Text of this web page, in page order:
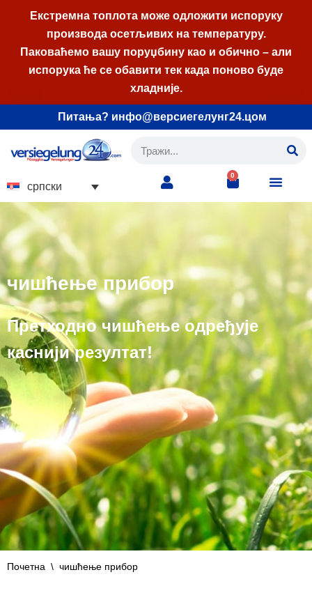
на
садржај
Екстремна топлота може одложити испоруку
производа осетљивих на температуру.
Паковаћемо вашу поруџбину као и обично – али
испорука ће се обавити тек када поново буде
хладније.
Питања? инфо@версиегелунг24.цом
српски
0
чишћење прибор
Претходно чишћење одређује
каснији резултат!
Почетна \ чишћење прибор